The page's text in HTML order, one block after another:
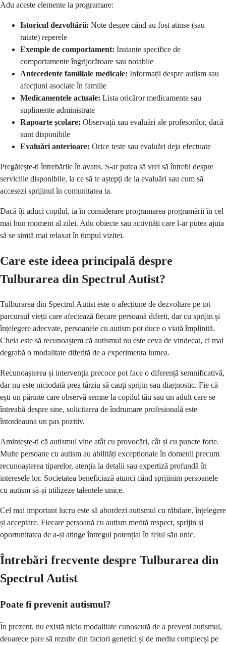
Adu aceste elemente la programare:
Istoricul dezvoltării: Note despre când au fost atinse (sau
ratate) reperele
Exemple de comportament: Instanțe specifice de
comportamente îngrijorătoare sau notabile
Antecedente familiale medicale: Informații despre autism sau
afecțiuni asociate în familie
Medicamentele actuale: Lista oricăror medicamente sau
suplimente administrate
Rapoarte școlare: Observații sau evaluări ale profesorilor, dacă
sunt disponibile
Evaluări anterioare: Orice teste sau evaluări deja efectuate
Pregătește-ți întrebările în avans. S-ar putea să vrei să întrebi despre
serviciile disponibile, la ce să te aștepți de la evaluări sau cum să
accesezi sprijinul în comunitatea ta.
Dacă îți aduci copilul, ia în considerare programarea programării în cel
mai bun moment al zilei. Adu obiecte sau activități care l-ar putea ajuta
să se simtă mai relaxat în timpul vizitei.
Care este ideea principală despre
Tulburarea din Spectrul Autist?
Tulburarea din Spectrul Autist este o afecțiune de dezvoltare pe tot
parcursul vieții care afectează fiecare persoană diferit, dar cu sprijin și
înțelegere adecvate, persoanele cu autism pot duce o viață împlinită.
Cheia este să recunoaștem că autismul nu este ceva de vindecat, ci mai
degrabă o modalitate diferită de a experimenta lumea.
Recunoașterea și intervenția precoce pot face o diferență semnificativă,
dar nu este niciodată prea târziu să cauți sprijin sau diagnostic. Fie că
ești un părinte care observă semne la copilul tău sau un adult care se
întreabă despre sine, solicitarea de îndrumare profesională este
întotdeauna un pas pozitiv.
Amintește-ți că autismul vine atât cu provocări, cât și cu puncte forte.
Multe persoane cu autism au abilități excepționale în domenii precum
recunoașterea tiparelor, atenția la detalii sau expertiză profundă în
interesele lor. Societatea beneficiază atunci când sprijinim persoanele
cu autism să-și utilizeze talentele unice.
Cel mai important lucru este să abordezi autismul cu răbdare, înțelegere
și acceptare. Fiecare persoană cu autism merită respect, sprijin și
oportunitatea de a-și atinge întregul potențial în felul său unic.
Întrebări frecvente despre Tulburarea din
Spectrul Autist
Poate fi prevenit autismul?
În prezent, nu există nicio modalitate cunoscută de a preveni autismul,
deoarece pare să rezulte din factori genetici și de mediu complecși pe